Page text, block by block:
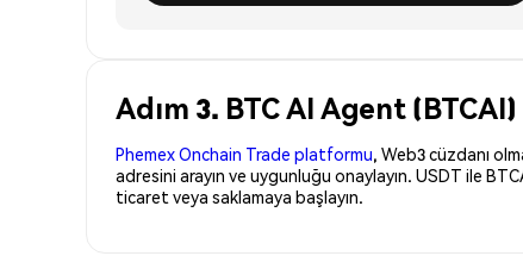
Adım 3. BTC AI Agent
Phemex Onchain Trade platformu, Web3 cüzdanı
adresini arayın ve uygunluğu onaylayın. USDT ile
ticaret veya saklamaya başlayın.